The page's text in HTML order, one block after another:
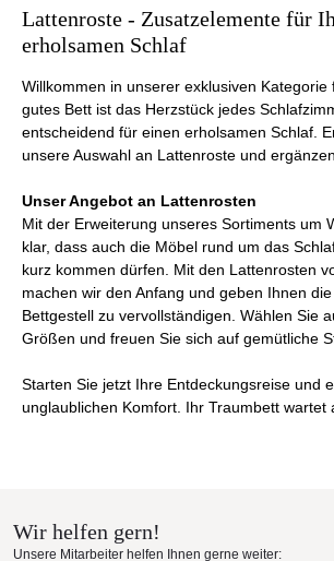
Lattenroste - Zusatzelemente für
erholsamen Schlaf
Willkommen in unserer exklusiven Kategorie
gutes Bett ist das Herzstück jedes
entscheidend für einen erholsamen Schlaf.
unsere Auswahl an Lattenroste und
Unser Angebot an Lattenrosten
Mit der Erweiterung unseres Sortiments um
klar, dass auch die Möbel rund um das
kurz kommen dürfen. Mit den Lattenrosten
machen wir den Anfang und geben Ihnen
Bettgestell zu vervollständigen. Wählen Sie
Größen und freuen Sie sich auf gemütliche
Starten Sie jetzt Ihre Entdeckungsreise und
unglaublichen Komfort. Ihr Traumbett wartet
Wir helfen gern!
Unsere Mitarbeiter helfen Ihnen gerne weiter: